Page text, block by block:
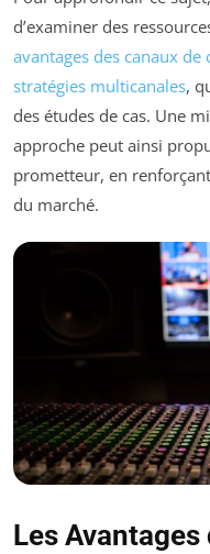
d’examiner des
avantages des canaux
stratégies multicanales,
des études de cas. Une
approche peut ainsi
prometteur, en
du marché.
Les Avantages